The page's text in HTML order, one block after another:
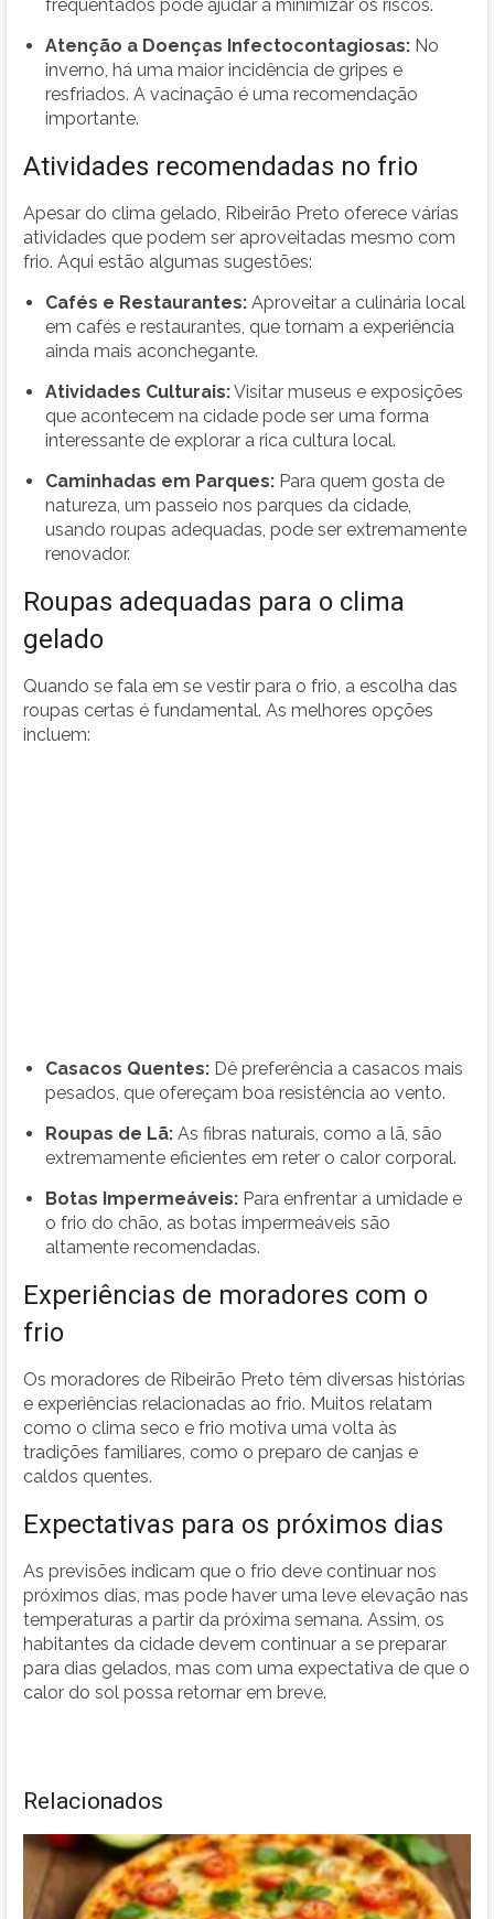
frequentados pode ajudar a minimizar os riscos.
Atenção a Doenças Infectocontagiosas: No
inverno, há uma maior incidência de gripes e
resfriados. A vacinação é uma recomendação
importante.
Atividades recomendadas no frio
Apesar do clima gelado, Ribeirão Preto oferece várias
atividades que podem ser aproveitadas mesmo com
frio. Aqui estão algumas sugestões:
Cafés e Restaurantes: Aproveitar a culinária local
em cafés e restaurantes, que tornam a experiência
ainda mais aconchegante.
Atividades Culturais:Visitar museus e exposições
que acontecem na cidade pode ser uma forma
interessante de explorar a rica cultura local.
Caminhadas em Parques: Para quem gosta de
natureza, um passeio nos parques da cidade,
usando roupas adequadas, pode ser extremamente
renovador.
Roupas adequadas para o clima
gelado
Quando se fala em se vestir para o frio, a escolha das
roupas certas é fundamental. As melhores opções
incluem:
Casacos Quentes: Dê preferência a casacos mais
pesados, que ofereçam boa resistência ao vento.
Roupas de Lã: As fibras naturais, como a lã, são
extremamente eficientes em reter o calor corporal.
Botas Impermeáveis: Para enfrentar a umidade e
o frio do chão, as botas impermeáveis são
altamente recomendadas.
Experiências de moradores com o
frio
Os moradores de Ribeirão Preto têm diversas histórias
e experiências relacionadas ao frio. Muitos relatam
como o clima seco e frio motiva uma volta às
tradições familiares, como o preparo de canjas e
caldos quentes.
Expectativas para os próximos dias
As previsões indicam que o frio deve continuar nos
próximos dias, mas pode haver uma leve elevação nas
temperaturas a partir da próxima semana. Assim, os
habitantes da cidade devem continuar a se preparar
para dias gelados, mas com uma expectativa de que o
calor do sol possa retornar em breve.
Relacionados